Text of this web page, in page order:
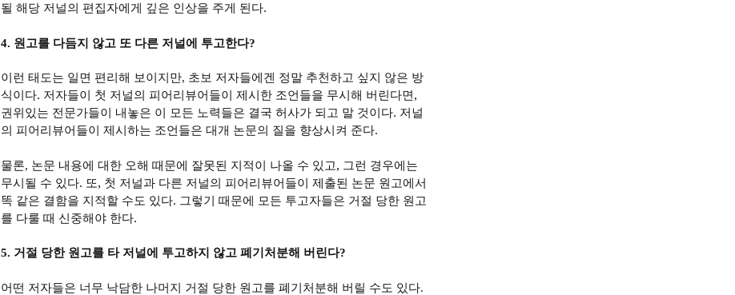
될 해당 저널의 편집자에게 깊은 인상을 주게 된다.
4. 원고를 다듬지 않고 또 다른 저널에 투고한다?
이런 태도는 일면 편리해 보이지만, 초보 저자들에겐 정말 추천하고 싶지 않은 방
식이다. 저자들이 첫 저널의 피어리뷰어들이 제시한 조언들을 무시해 버린다면 ,
권위있는 전문가들이 내놓은 이 모든 노력들은 결국 허사가 되고 말 것이다. 저널
의 피어리뷰어들이 제시하는 조언들은 대개 논문의 질을 향상시켜 준다.
물론, 논문 내용에 대한 오해 때문에 잘못된 지적이 나올 수 있고, 그런 경우에는
무시될 수 있다. 또, 첫 저널과 다른 저널의 피어리뷰어들이 제출된 논문 원고에서
똑 같은 결함을 지적할 수도 있다. 그렇기 때문에 모든 투고자들은 거절 당한 원고
를 다룰 때 신중해야 한다.
5. 거절 당한 원고를 타 저널에 투고하지 않고 폐기처분해 버린다?
어떤 저자들은 너무 낙담한 나머지 거절 당한 원고를 폐기처분해 버릴 수도 있다.